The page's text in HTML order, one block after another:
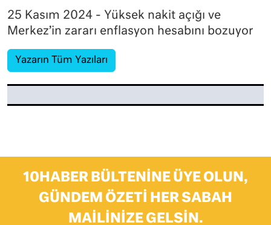
25 Kasım 2024 - Yüksek nakit açığı ve
Merkez’in zararı enflasyon hesabını bozuyor
Yazarın Tüm Yazıları
10HABER BÜLTENINE ÜYE OLUN,
GÜNDEM ÖZETI HER SABAH
MAILINIZE GELSIN.